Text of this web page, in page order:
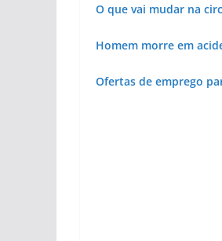
O que vai mudar na
Homem morre em
Ofertas de emprego